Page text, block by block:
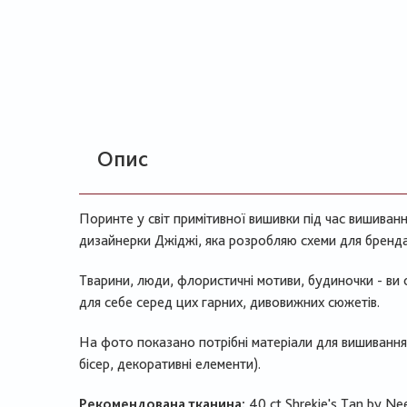
Опис
Поринте у світ примітивної вишивки під час
дизайнерки Джіджі, яка розробляю схеми для
Тварини, люди, флористичні мотиви, будиночки - ви
для себе серед цих гарних, дивовижних сюжетів.
На фото показано потрібні матеріали для
бісер, декоративні елементи).